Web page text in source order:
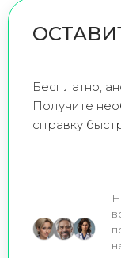
Бесплатно,
Получите
справку